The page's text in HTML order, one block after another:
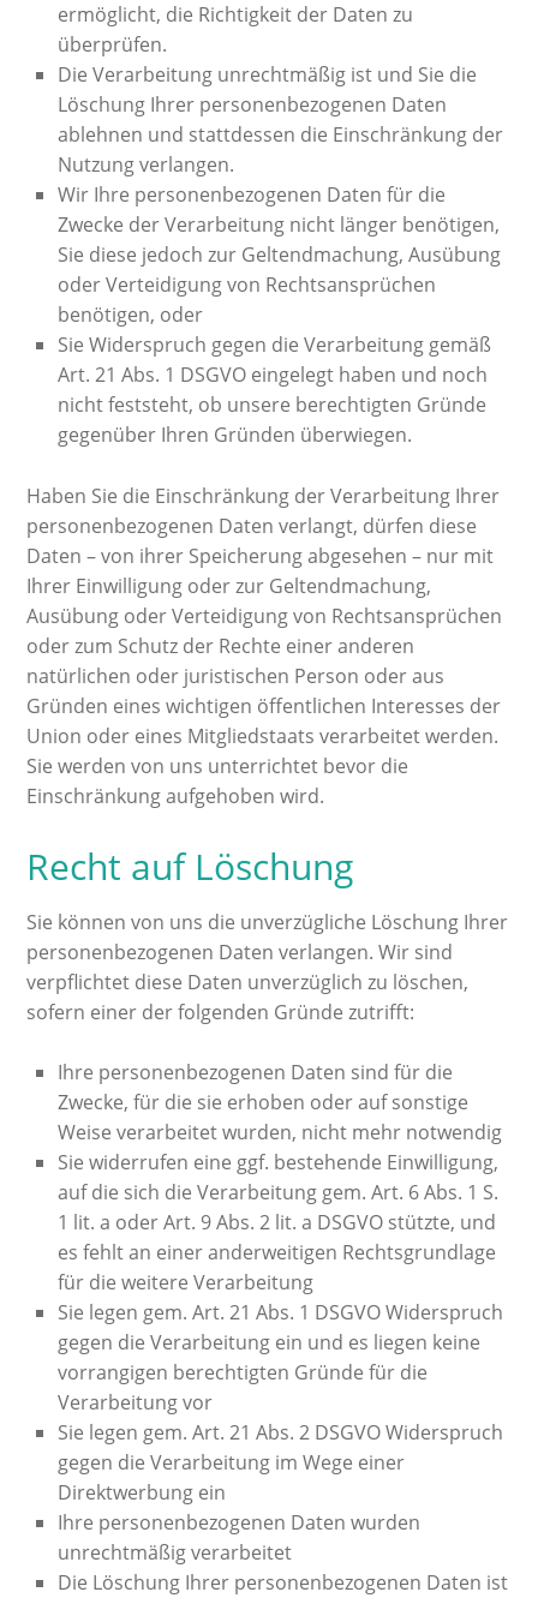
ermöglicht, die Richtigkeit der Daten zu
überprüfen.
Die Verarbeitung unrechtmäßig ist und Sie die
Löschung Ihrer personenbezogenen Daten
ablehnen und stattdessen die Einschränkung der
Nutzung verlangen.
Wir Ihre personenbezogenen Daten für die
Zwecke der Verarbeitung nicht länger benötigen,
Sie diese jedoch zur Geltendmachung, Ausübung
oder Verteidigung von Rechtsansprüchen
benötigen, oder
Sie Widerspruch gegen die Verarbeitung gemäß
Art. 21 Abs. 1 DSGVO eingelegt haben und noch
nicht feststeht, ob unsere berechtigten Gründe
gegenüber Ihren Gründen überwiegen.
Haben Sie die Einschränkung der Verarbeitung Ihrer
personenbezogenen Daten verlangt, dürfen diese
Daten – von ihrer Speicherung abgesehen – nur mit
Ihrer Einwilligung oder zur Geltendmachung,
Ausübung oder Verteidigung von Rechtsansprüchen
oder zum Schutz der Rechte einer anderen
natürlichen oder juristischen Person oder aus
Gründen eines wichtigen öffentlichen Interesses der
Union oder eines Mitgliedstaats verarbeitet werden.
Sie werden von uns unterrichtet bevor die
Einschränkung aufgehoben wird.
Recht auf Löschung
Sie können von uns die unverzügliche Löschung Ihrer
personenbezogenen Daten verlangen. Wir sind
verpflichtet diese Daten unverzüglich zu löschen,
sofern einer der folgenden Gründe zutrifft:
Ihre personenbezogenen Daten sind für die
Zwecke, für die sie erhoben oder auf sonstige
Weise verarbeitet wurden, nicht mehr notwendig
Sie widerrufen eine ggf. bestehende Einwilligung,
auf die sich die Verarbeitung gem. Art. 6 Abs. 1 S.
1 lit. a oder Art. 9 Abs. 2 lit. a DSGVO stützte, und
es fehlt an einer anderweitigen Rechtsgrundlage
für die weitere Verarbeitung
Sie legen gem. Art. 21 Abs. 1 DSGVO Widerspruch
gegen die Verarbeitung ein und es liegen keine
vorrangigen berechtigten Gründe für die
Verarbeitung vor
Sie legen gem. Art. 21 Abs. 2 DSGVO Widerspruch
gegen die Verarbeitung im Wege einer
Direktwerbung ein
Ihre personenbezogenen Daten wurden
unrechtmäßig verarbeitet
Die Löschung Ihrer personenbezogenen Daten ist